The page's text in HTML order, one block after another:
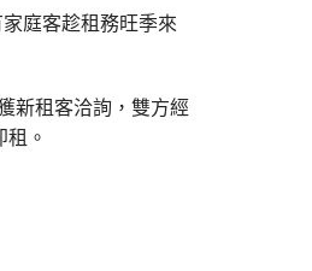
庭客趁租務旺季來
新租客洽詢，雙方經
。